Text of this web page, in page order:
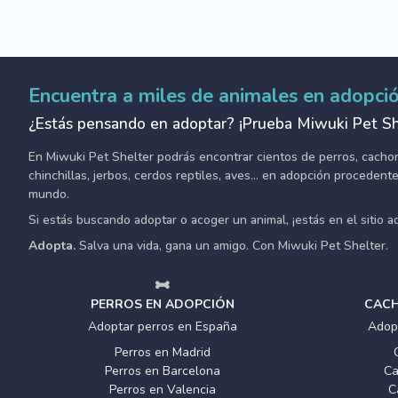
Encuentra a miles de animales en
¿Estás pensando en adoptar? ¡Prueba Miwuki Pet
En Miwuki Pet Shelter podrás encontrar cientos de perros,
chinchillas, jerbos, cerdos reptiles, aves... en adopción
mundo.
Si estás buscando adoptar o acoger un animal, ¡estás en el sitio
Adopta. Salva una vida, gana un amigo. Con Miwuki Pet Shelter.
PERROS EN ADOPCIÓN
Adoptar perros en España
Perros en Madrid
Perros en Barcelona
Perros en Valencia